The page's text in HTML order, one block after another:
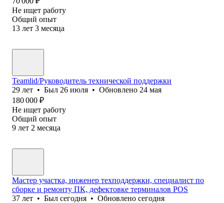
Не ищет работу
Общий опыт
13 лет 3 месяца
Teamlid/Руководитель технической поддержки
29 лет • Был 26 июля • Обновлено 24 мая
180 000 ₽
Не ищет работу
Общий опыт
9 лет 2 месяца
Мастер участка, инженер техподдержки, специалист по
сборке и ремонту ПК, дефектовке терминалов POS
37 лет • Был сегодня • Обновлено сегодня